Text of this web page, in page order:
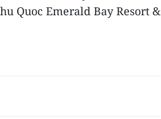
Quoc Emerald Bay Resort &